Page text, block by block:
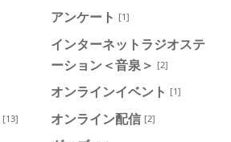
アンケート [1]
インターネットラジオステ
ーション＜音泉＞ [2]
オンラインイベント [1]
[13] オンライン配信 [2]